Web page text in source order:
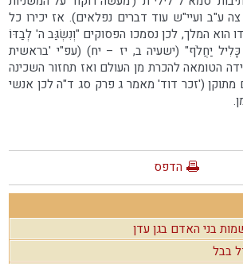
ע"ב ועיי"ש עוד דברים נפלאים). אז יכירו כל
הוא המלך, לכן נסמכו הפסוקים "וְנִשְׂגַּב ה' לְבַדּוֹ
כָּלִיל יַחֲלֹף" (ישעיה ב, יז – יח) (עפ"י 'בראשית
הטומאה להכרת מן העולם ואז תחזור השכינה
מתוקן ('זכר דוד' מאמר ג פרק סג ד"ה לכן אנשי
הדפס
בני האדם בגן עדן
בבל